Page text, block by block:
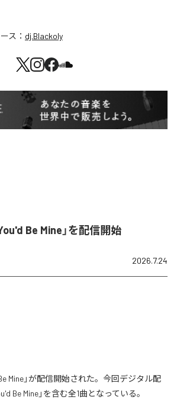
ス： dj.Blackoly
Be Mine」を配信開始
2026.7.24
Mine」が配信開始された。今回デジタル配
Be Mine」を含む全1曲となっている。